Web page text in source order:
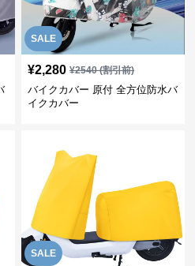
SALE
¥2,280 ¥2540(割引前)
バイクカバー 原付 全方位防水バ
イクカバー
SALE